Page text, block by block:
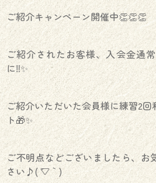
ご紹介キャンペーン開催中👏👏👏
ご紹介されたお客様、入会金通
に‼️✨
ご紹介いただいた会員様に練習2
ト🎁✨
ご不明点などございましたら、お
さい♪( ´▽｀)